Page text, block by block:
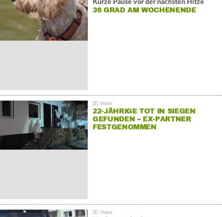
Kurze Pause vor der nächsten Hitze
36 GRAD AM WOCHENENDE
22-JÄHRIGE TOT IN SIEGEN
GEFUNDEN – EX-PARTNER
FESTGENOMMEN